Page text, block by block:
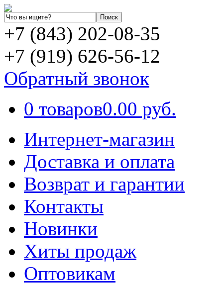
+7 (843) 202-08-35
+7 (919) 626-56-12
Обратный звонок
0 товаров0.00 руб.
Интернет-магазин
Доставка и оплата
Возврат и гарантии
Контакты
Новинки
Хиты продаж
Оптовикам